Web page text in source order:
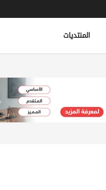
المنتديات